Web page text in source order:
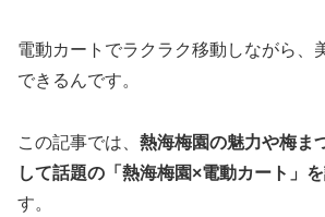
電動カートでラクラク移動しながら、
できるんです。
この記事では、 熱海梅園の魅力や梅ま
して話題の「熱海梅園×電動カート」
す。